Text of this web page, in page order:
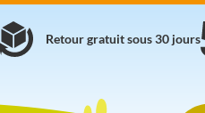
Retour gratuit sous 30 jours